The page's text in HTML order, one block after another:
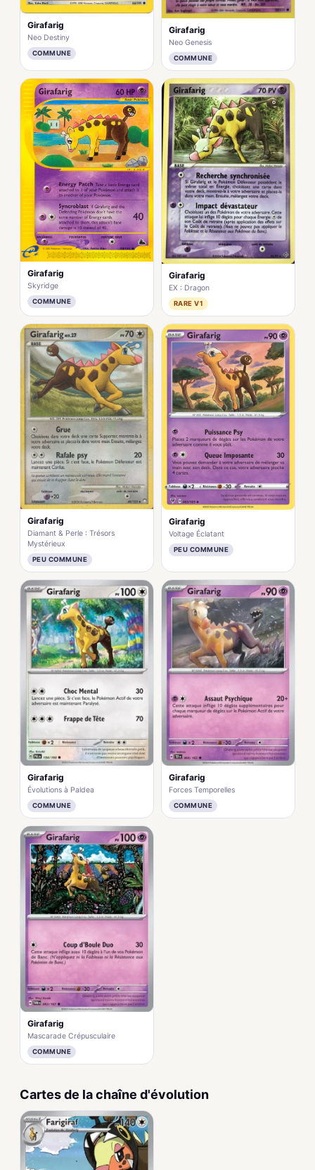
Girafarig
Neo Destiny
COMMUNE
Girafarig
Neo Genesis
COMMUNE
Girafarig
Skyridge
COMMUNE
Girafarig
EX : Dragon
RARE V1
Girafarig
Diamant & Perle : Trésors
Mystérieux
PEU COMMUNE
Girafarig
Voltage Éclatant
PEU COMMUNE
Girafarig
Évolutions à Paldea
COMMUNE
Girafarig
Forces Temporelles
COMMUNE
Girafarig
Mascarade Crépusculaire
COMMUNE
Cartes de la chaîne d'évolution